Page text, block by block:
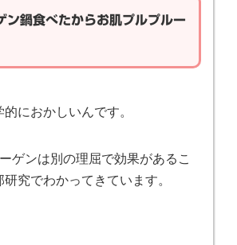
ン鍋食べたからお肌プルプルー
におかしいんです。
ゲンは別の理屈で効果があるこ
究でわかってきています。